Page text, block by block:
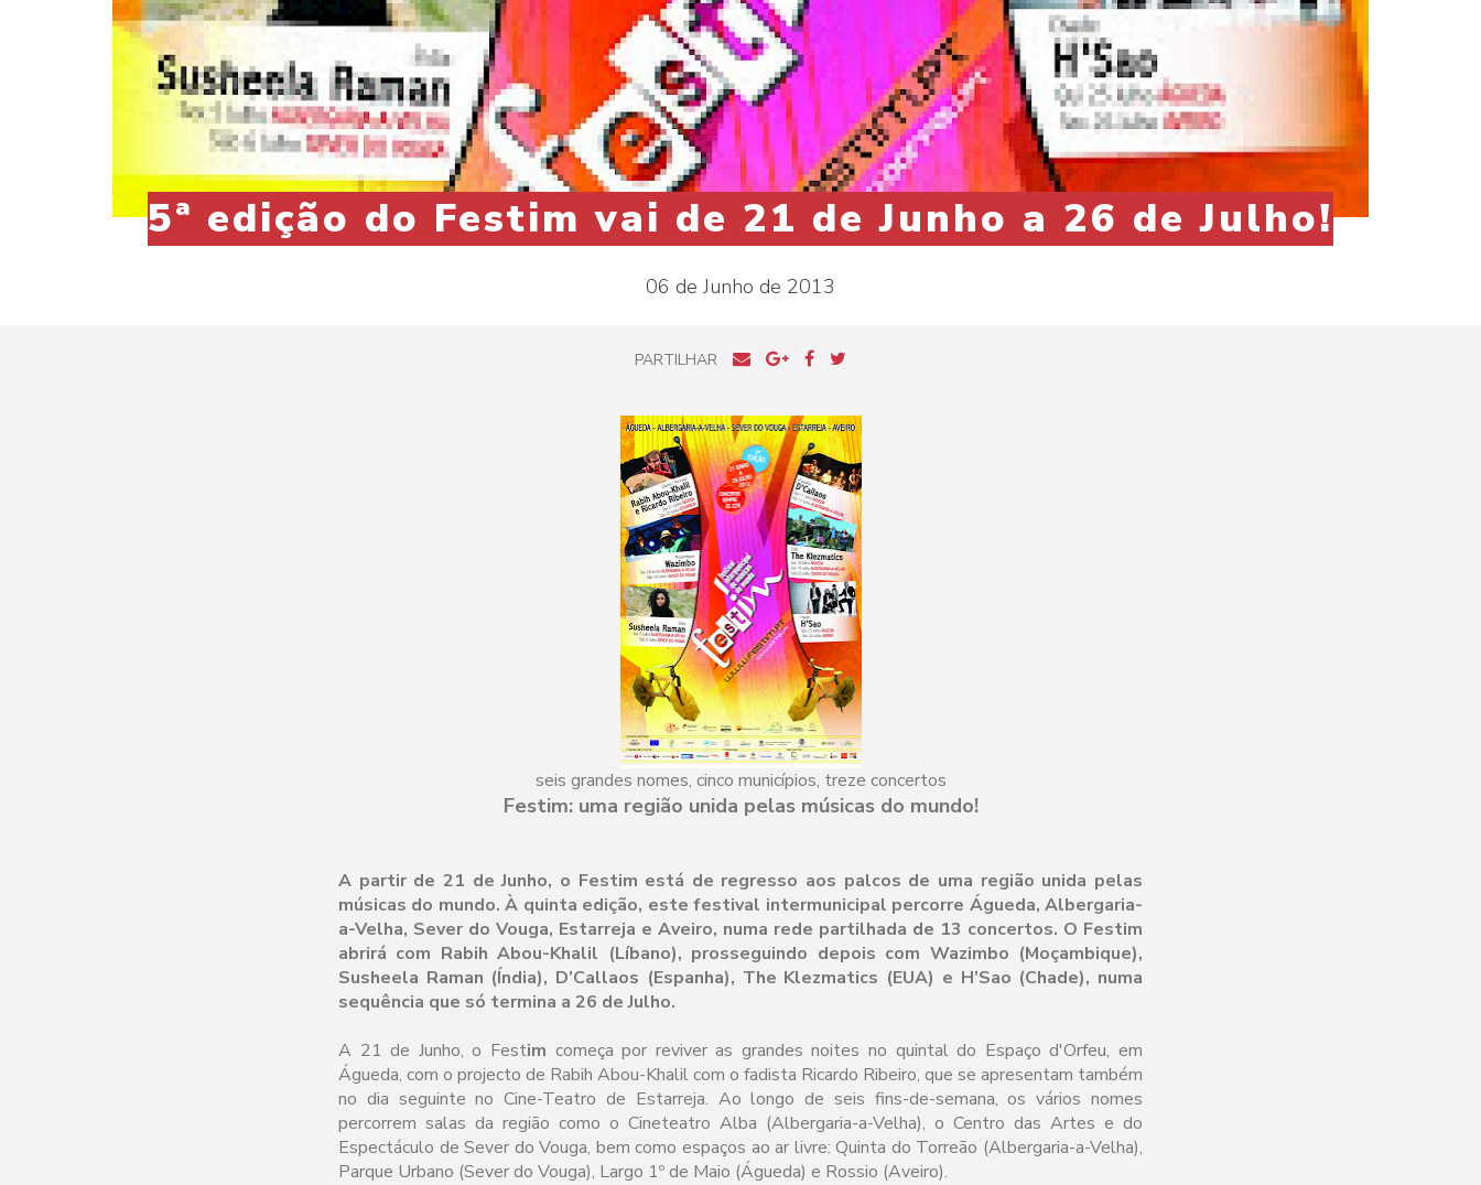
5ª edição do Festim vai de 21 de Junho a 26 de Julho!
06 de Junho de 2013
PARTILHAR
seis grandes nomes, cinco municípios, treze concertos
Festim: uma região unida pelas músicas do mundo!
A partir de 21 de Junho, o Festim está de regresso aos palcos de uma região unida pelas
músicas do mundo. À quinta edição, este festival intermunicipal percorre Águeda, Albergaria-
a-Velha, Sever do Vouga, Estarreja e Aveiro, numa rede partilhada de 13 concertos. O Festim
abrirá com Rabih Abou-Khalil (Líbano), prosseguindo depois com Wazimbo (Moçambique),
Susheela Raman (Índia), D’Callaos (Espanha), The Klezmatics (EUA) e H’Sao (Chade), numa
sequência que só termina a 26 de Julho.
A 21 de Junho, o Festim começa por reviver as grandes noites no quintal do Espaço d'Orfeu, em
Águeda, com o projecto de Rabih Abou-Khalil com o fadista Ricardo Ribeiro, que se apresentam também
no dia seguinte no Cine-Teatro de Estarreja. Ao longo de seis fins-de-semana, os vários nomes
percorrem salas da região como o Cineteatro Alba (Albergaria-a-Velha), o Centro das Artes e do
Espectáculo de Sever do Vouga, bem como espaços ao ar livre: Quinta do Torreão (Albergaria-a-Velha),
Parque Urbano (Sever do Vouga), Largo 1º de Maio (Águeda) e Rossio (Aveiro).